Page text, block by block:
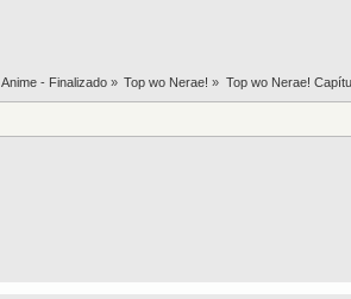
Anime - Finalizado » Top wo Nerae! » Top wo Nerae!